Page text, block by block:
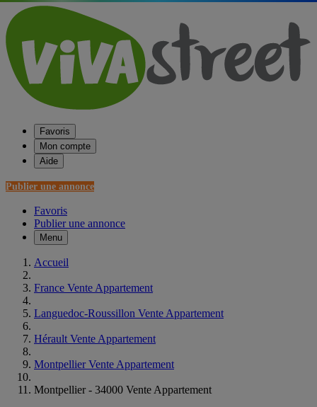
Favoris
Mon compte
Aide
Publier une annonce
Favoris
Publier une annonce
Menu
Accueil
France Vente Appartement
Languedoc-Roussillon Vente Appartement
Hérault Vente Appartement
Montpellier Vente Appartement
Montpellier - 34000 Vente Appartement